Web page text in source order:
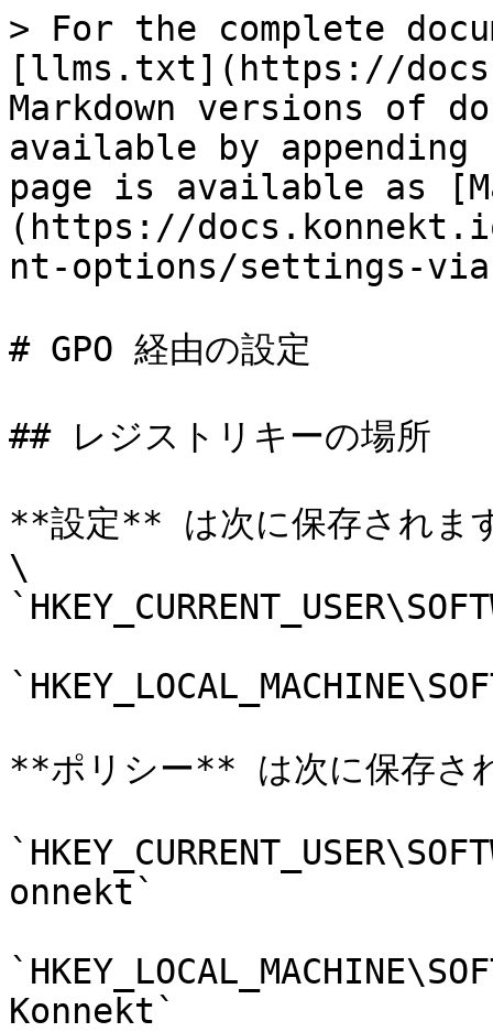
> For the complete
[llms.txt](https://
Markdown versions of
available by
page is available as
(https://
nt-options/settings-
# GPO 経由の設定
## レジストリキーの場所
**設定** は次に保存され
\
**ポリシー** は次に保存さ
onnekt`
Konnekt`